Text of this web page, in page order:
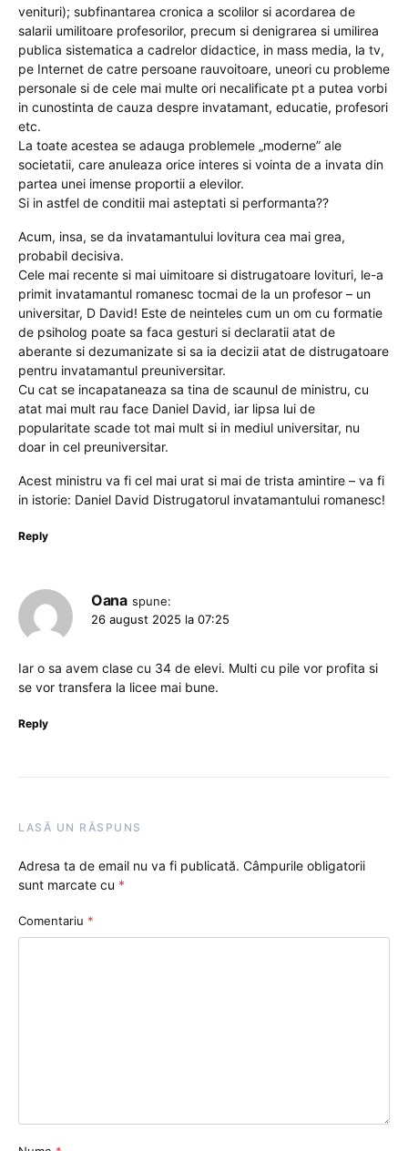
venituri); subfinantarea cronica a scolilor si acordarea de
salarii umilitoare profesorilor, precum si denigrarea si umilirea
publica sistematica a cadrelor didactice, in mass media, la tv,
pe Internet de catre persoane rauvoitoare, uneori cu probleme
personale si de cele mai multe ori necalificate pt a putea vorbi
in cunostinta de cauza despre invatamant, educatie, profesori
etc.
La toate acestea se adauga problemele „moderne” ale
societatii, care anuleaza orice interes si vointa de a invata din
partea unei imense proportii a elevilor.
Si in astfel de conditii mai asteptati si performanta??
Acum, insa, se da invatamantului lovitura cea mai grea,
probabil decisiva.
Cele mai recente si mai uimitoare si distrugatoare lovituri, le-a
primit invatamantul romanesc tocmai de la un profesor – un
universitar, D David! Este de neinteles cum un om cu formatie
de psiholog poate sa faca gesturi si declaratii atat de
aberante si dezumanizate si sa ia decizii atat de distrugatoare
pentru invatamantul preuniversitar.
Cu cat se incapataneaza sa tina de scaunul de ministru, cu
atat mai mult rau face Daniel David, iar lipsa lui de
popularitate scade tot mai mult si in mediul universitar, nu
doar in cel preuniversitar.
Acest ministru va fi cel mai urat si mai de trista amintire – va fi
in istorie: Daniel David Distrugatorul invatamantului romanesc!
Reply
Oana spune:
26 august 2025 la 07:25
Iar o sa avem clase cu 34 de elevi. Multi cu pile vor profita si
se vor transfera la licee mai bune.
Reply
LASĂ UN RĂSPUNS
Adresa ta de email nu va fi publicată. Câmpurile obligatorii
sunt marcate cu *
Comentariu *